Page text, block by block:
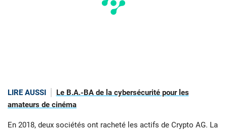
LIRE AUSSI
Le B.A.-BA de la cybersécurité pour les
amateurs de cinéma
En 2018, deux sociétés ont racheté les actifs de Crypto AG. La